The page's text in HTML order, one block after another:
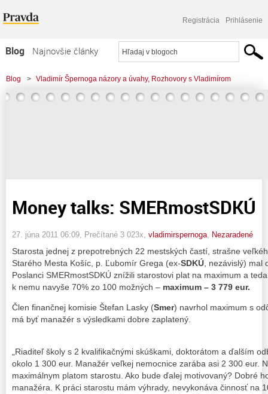
Registrácia Prihlásenie
Blog
Najnovšie články
Najčítanejšie články
Najkomentovanejšie články
Blog > Vladimír Špernoga názory a úvahy, Rozhovory s Vladimírom
> Money talks: SMERmostSDKÚ
Money talks: SMERmostSDKÚ
27. júna 2011 06:09 , Prečítané 3 023x, vladimirspernoga Nezaradené
Starosta jednej z prepotrebných 22 mestských častí, strašne
Starého Mesta Košíc, p. Ľubomír Grega (ex-SDKÚ , nezávislý)
Poslanci SMERmostSDKÚ znížili starostovi plat na maximum a
k nemu navyše 70% zo 100 možných – maximum – 3 779 eur.
Člen finančnej komisie Štefan Lasky (Smer) navrhol maximum s
má byť manažér s výsledkami dobre zaplatený.
„Riaditeľ školy s 2 kvalifikačnými skúškami, doktorátom a ďalším
okolo 1 300 eur. Manažér veľkej nemocnice zarába asi 2 300 eur.
maximálnym platom starostu. Ako bude ďalej motivovaný? Dobré
manažéra. K práci starostu mám výhrady, nevykonáva činnosť na